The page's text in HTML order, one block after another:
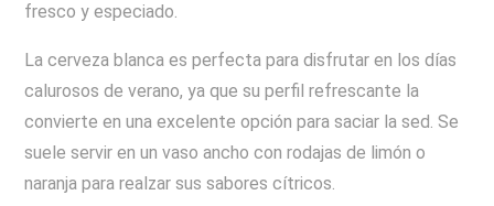
fresco y especiado.
La cerveza blanca es perfecta para disfrutar en los días
calurosos de verano, ya que su perfil refrescante la
convierte en una excelente opción para saciar la sed. Se
suele servir en un vaso ancho con rodajas de limón o
naranja para realzar sus sabores cítricos.